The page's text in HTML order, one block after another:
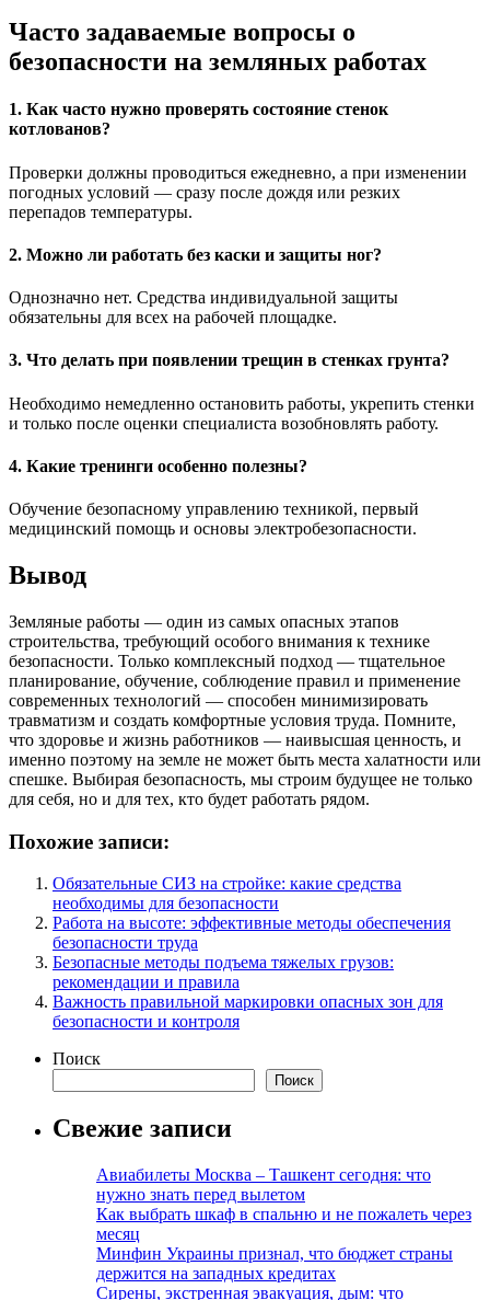
Часто задаваемые вопросы о
безопасности на земляных работах
1. Как часто нужно проверять состояние стенок
котлованов?
Проверки должны проводиться ежедневно, а при изменении
погодных условий — сразу после дождя или резких
перепадов температуры.
2. Можно ли работать без каски и защиты ног?
Однозначно нет. Средства индивидуальной защиты
обязательны для всех на рабочей площадке.
3. Что делать при появлении трещин в стенках грунта?
Необходимо немедленно остановить работы, укрепить стенки
и только после оценки специалиста возобновлять работу.
4. Какие тренинги особенно полезны?
Обучение безопасному управлению техникой, первый
медицинский помощь и основы электробезопасности.
Вывод
Земляные работы — один из самых опасных этапов
строительства, требующий особого внимания к технике
безопасности. Только комплексный подход — тщательное
планирование, обучение, соблюдение правил и применение
современных технологий — способен минимизировать
травматизм и создать комфортные условия труда. Помните,
что здоровье и жизнь работников — наивысшая ценность, и
именно поэтому на земле не может быть места халатности или
спешке. Выбирая безопасность, мы строим будущее не только
для себя, но и для тех, кто будет работать рядом.
Похожие записи:
Обязательные СИЗ на стройке: какие средства
необходимы для безопасности
Работа на высоте: эффективные методы обеспечения
безопасности труда
Безопасные методы подъема тяжелых грузов:
рекомендации и правила
Важность правильной маркировки опасных зон для
безопасности и контроля
Поиск
Поиск
Свежие записи
Авиабилеты Москва – Ташкент сегодня: что
нужно знать перед вылетом
Как выбрать шкаф в спальню и не пожалеть через
месяц
Минфин Украины признал, что бюджет страны
держится на западных кредитах
Сирены, экстренная эвакуация, дым: что